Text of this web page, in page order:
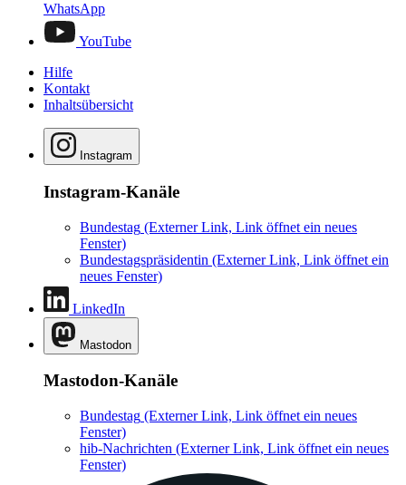
WhatsApp
YouTube
Hilfe
Kontakt
Inhaltsübersicht
Instagram
Instagram-Kanäle
Bundestag (Externer Link, Link öffnet ein neues
Fenster)
Bundestagspräsidentin (Externer Link, Link öffnet ein
neues Fenster)
LinkedIn
Mastodon
Mastodon-Kanäle
Bundestag (Externer Link, Link öffnet ein neues
Fenster)
hib-Nachrichten (Externer Link, Link öffnet ein neues
Fenster)